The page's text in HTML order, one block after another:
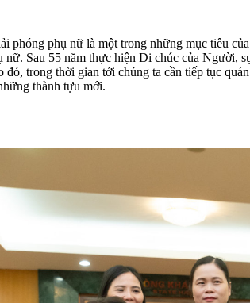
phụ nữ là một trong những mục tiêu
nữ. Sau 55 năm thực hiện Di chúc của
đó, trong thời gian tới chúng ta cần tiếp tục
thành tựu mới.